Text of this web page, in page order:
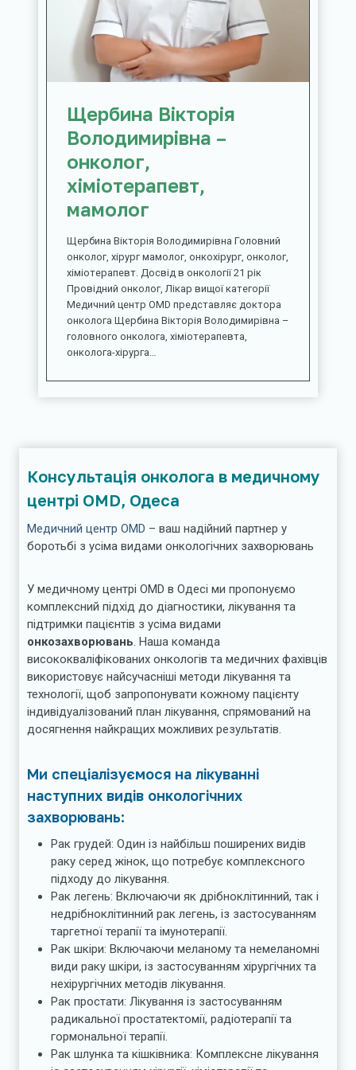
Щербина Вікторія
Володимирівна –
онколог,
хіміотерапевт,
мамолог
Щербина Вікторія Володимирівна Головний
онколог, хірург мамолог, онкохірург, онколог,
хіміотерапевт. Досвід в онкології 21 рік
Провідний онколог, Лікар вищої категорії
Медичний центр OMD представляє доктора
онколога Щербина Вікторія Володимирівна –
головного онколога, хіміотерапевта,
онколога-хірурга…
Консультація онколога в медичному
центрі OMD, Одеса
Медичний центр OMD – ваш надійний партнер у
боротьбі з усіма видами онкологічних захворювань
У медичному центрі OMD в Одесі ми пропонуємо
комплексний підхід до діагностики, лікування та
підтримки пацієнтів з усіма видами
онкозахворювань. Наша команда
висококваліфікованих онкологів та медичних фахівців
використовує найсучасніші методи лікування та
технології, щоб запропонувати кожному пацієнту
індивідуалізований план лікування, спрямований на
досягнення найкращих можливих результатів.
Ми спеціалізуємося на лікуванні
наступних видів онкологічних
захворювань:
Рак грудей: Один із найбільш поширених видів
раку серед жінок, що потребує комплексного
підходу до лікування.
Рак легень: Включаючи як дрібноклітинний, так і
недрібноклітинний рак легень, із застосуванням
таргетної терапії та імунотерапії.
Рак шкіри: Включаючи меланому та немеланомні
види раку шкіри, із застосуванням хірургічних та
нехірургічних методів лікування.
Рак простати: Лікування із застосуванням
радикальної простатектомії, радіотерапії та
гормональної терапії.
Рак шлунка та кішківника: Комплексне лікування